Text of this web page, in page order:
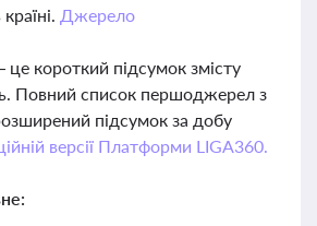
Джерело
короткий підсумок змісту
Повний список першоджерел з
підсумок за добу
версії Платформи LIGA360.